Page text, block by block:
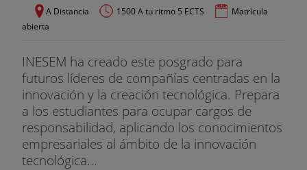
A Distancia 1500 A tu ritmo 5 ECTS
Matrícula
abierta
INESEM ha creado este posgrado para
futuros líderes de compañías centradas en la
innovación y la creación tecnológica. Prepara
a los estudiantes para ocupar cargos de
responsabilidad, aplicando los conocimientos
empresariales al ámbito de la innovación
tecnológica...